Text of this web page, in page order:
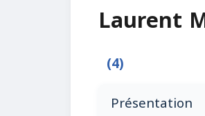
Laurent
(4)
Présentation